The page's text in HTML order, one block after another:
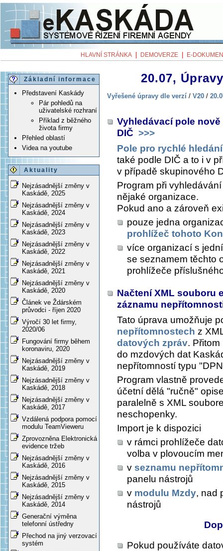
HLAVNÍ STRÁNKA DEMOVERZE E-
Základní informace
Představení Kaskády
Pár pohledů na
uživatelské rozhraní
Příklad z běžného
života firmy
Přehled oblastí
Videa na youtube
Aktuality
Nejzásadnější změny v
Kaskádě, 2025
Nejzásadnější změny v
Kaskádě, 2024
Nejzásadnější změny v
Kaskádě, 2023
Nejzásadnější změny v
Kaskádě, 2022
Nejzásadnější změny v
Kaskádě, 2021
Nejzásadnější změny v
Kaskádě, 2020
Článek ve Ždárském
průvodci - říjen 2020
Výročí 30 let firmy,
2020/06
Fungování firmy během
koronaviru, 2020
Nejzásadnější změny v
Kaskádě, 2019
Nejzásadnější změny v
Kaskádě, 2018
Nejzásadnější změny v
Kaskádě, 2017
Vzdálená podpora pomocí
modulu TeamVieweru
Zprovozněna Elektronická
evidence tržeb
Nejzásadnější změny v
Kaskádě, 2016
Nejzásadnější změny v
Kaskádě, 2015
Nejzásadnější změny v
Kaskádě, 2014
Generační výměna
telefonní ústředny
Přechod na jiný verzovací
systém
20.07,
Vyřešené úpravy dle verzí / V20 /
Vyhledávací pole
DIČ >>>
Pole pro rychlé
také podle DIČ a to i v
v případě skupinového
Program při
nějaké organizace.
Pokud ano a zároveň
pouze jedna
prohlížeč tohoto
více organizací s
se seznamem těchto
prohlížeče
Načtení XML souboru
záznamu
Tato úprava umožňuje
nepřítomnostech z
datových zpráv.
do mzdových dat
nepřítomností typu
Program vlastně
účetní dělá "ručně"
paralelně s XML
neschopenky.
Import je k dispozici
v rámci prohlížeče
volba v plovoucím
v seznamu
panelu nástrojů
v modulu Mzdy, nad
nástrojů
Pokud používáte